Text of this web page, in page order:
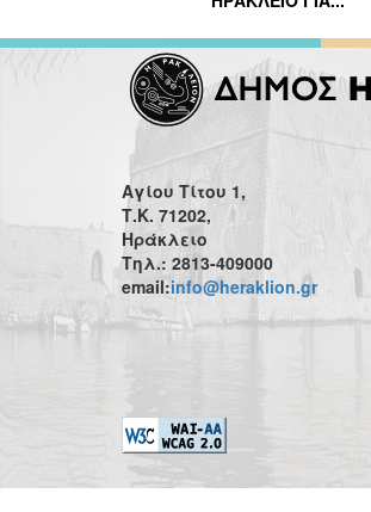
Αγίου Τίτου 1,
Τ.Κ. 71202,
Ηράκλειο
Τηλ.: 2813-409000
email:info@heraklion.gr